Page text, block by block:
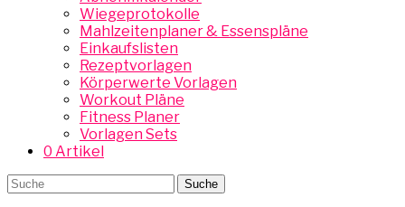
Wiegeprotokolle
Mahlzeitenplaner & Essenspläne
Einkaufslisten
Rezeptvorlagen
Körperwerte Vorlagen
Workout Pläne
Fitness Planer
Vorlagen Sets
0 Artikel